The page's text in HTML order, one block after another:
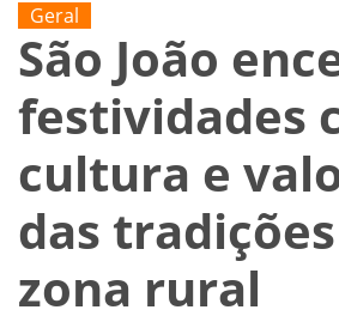
Geral
São João
festividades
cultura e
das
zona rural